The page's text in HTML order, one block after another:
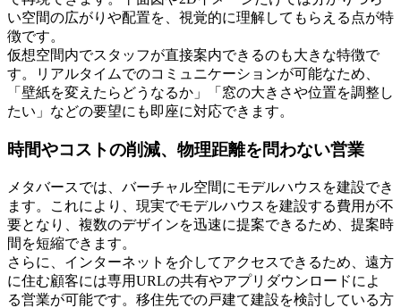
い空間の広がりや配置を、視覚的に理解してもらえる点が特
徴です。
仮想空間内でスタッフが直接案内できるのも大きな特徴で
す。リアルタイムでのコミュニケーションが可能なため、
「壁紙を変えたらどうなるか」「窓の大きさや位置を調整し
たい」などの要望にも即座に対応できます。
時間やコストの削減、物理距離を問わない営業
メタバースでは、バーチャル空間にモデルハウスを建設でき
ます。これにより、 現実でモデルハウスを建設する費用が不
要となり、複数のデザインを迅速に提案できるため、提案時
間を短縮できます。
さらに、インターネットを介してアクセスできるため、遠方
に住む顧客には専用URLの共有やアプリダウンロードによ
る営業が可能です。移住先での戸建て建設を検討している方